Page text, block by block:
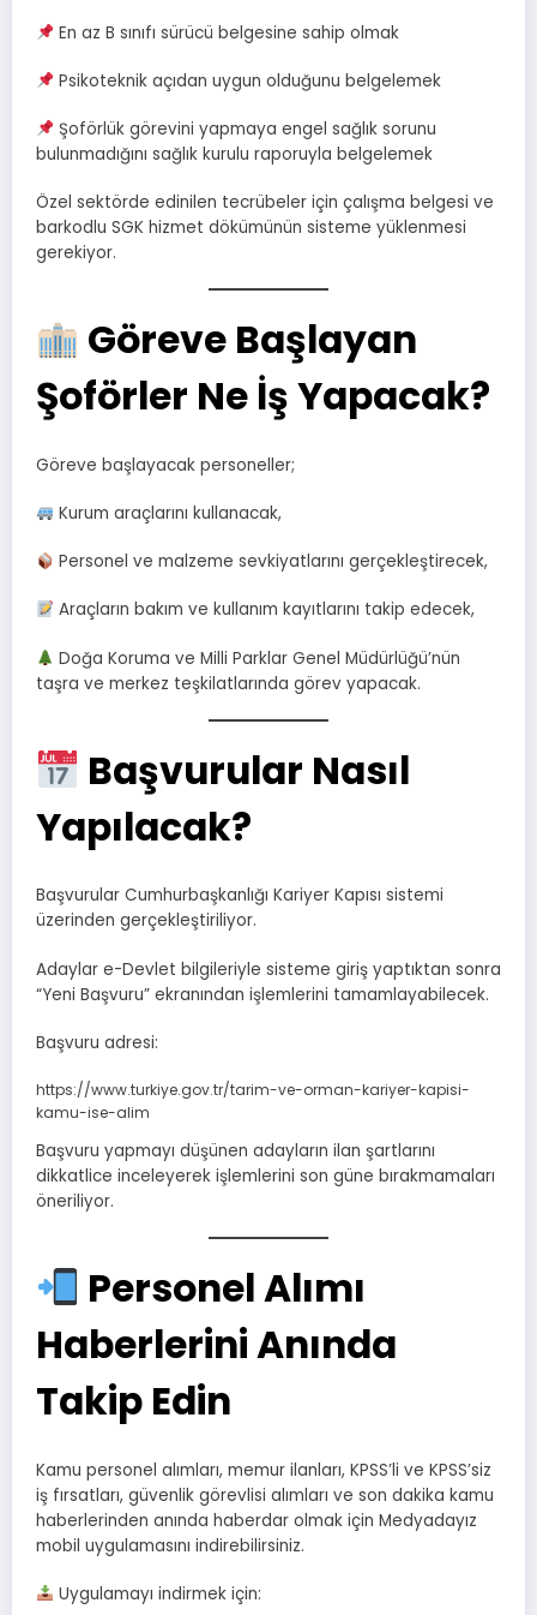
En az B sınıfı sürücü belgesine sahip olmak
Psikoteknik açıdan uygun olduğunu belgelemek
Şoförlük görevini yapmaya engel sağlık sorunu
bulunmadığını sağlık kurulu raporuyla belgelemek
Özel sektörde edinilen tecrübeler için çalışma belgesi ve
barkodlu SGK hizmet dökümünün sisteme yüklenmesi
gerekiyor.
Göreve Başlayan
Şoförler Ne İş Yapacak?
Göreve başlayacak personeller;
Kurum araçlarını kullanacak,
Personel ve malzeme sevkiyatlarını gerçekleştirecek,
Araçların bakım ve kullanım kayıtlarını takip edecek,
Doğa Koruma ve Milli Parklar Genel Müdürlüğü’nün
taşra ve merkez teşkilatlarında görev yapacak.
Başvurular Nasıl
Yapılacak?
Başvurular Cumhurbaşkanlığı Kariyer Kapısı sistemi
üzerinden gerçekleştiriliyor.
Adaylar e-Devlet bilgileriyle sisteme giriş yaptıktan sonra
“Yeni Başvuru” ekranından işlemlerini tamamlayabilecek.
Başvuru adresi:
https://www.turkiye.gov.tr/tarim-ve-orman-kariyer-kapisi-
kamu-ise-alim
Başvuru yapmayı düşünen adayların ilan şartlarını
dikkatlice inceleyerek işlemlerini son güne bırakmamaları
öneriliyor.
Personel Alımı
Haberlerini Anında
Takip Edin
Kamu personel alımları, memur ilanları, KPSS’li ve KPSS’siz
iş fırsatları, güvenlik görevlisi alımları ve son dakika kamu
haberlerinden anında haberdar olmak için Medyadayız
mobil uygulamasını indirebilirsiniz.
Uygulamayı indirmek için: